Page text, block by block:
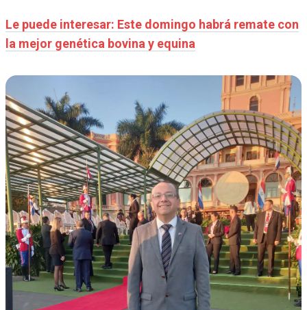
Le puede interesar: Este domingo habrá remate con
la mejor genética bovina y equina